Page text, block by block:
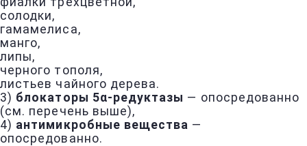
солодки,
гамамелиса,
манго,
липы,
черного тополя,
листьев чайного дерева.
3) блокаторы 5α-редуктазы — опосредованно
(см. перечень выше),
4) антимикробные вещества —
опосредованно.